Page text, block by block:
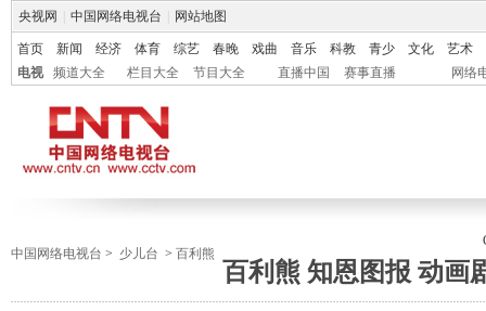
央视网 中国网络电视台 网站地图
首页 新闻 经济 体育 综艺 春晚 戏曲 音乐 科教 青少 文化
艺术
电视
频道大全 栏目大全 节目大全 直播中国 赛事直播 网络
中国网络电视台 > 少儿台 > 百利熊
百利熊 知恩图报 动画